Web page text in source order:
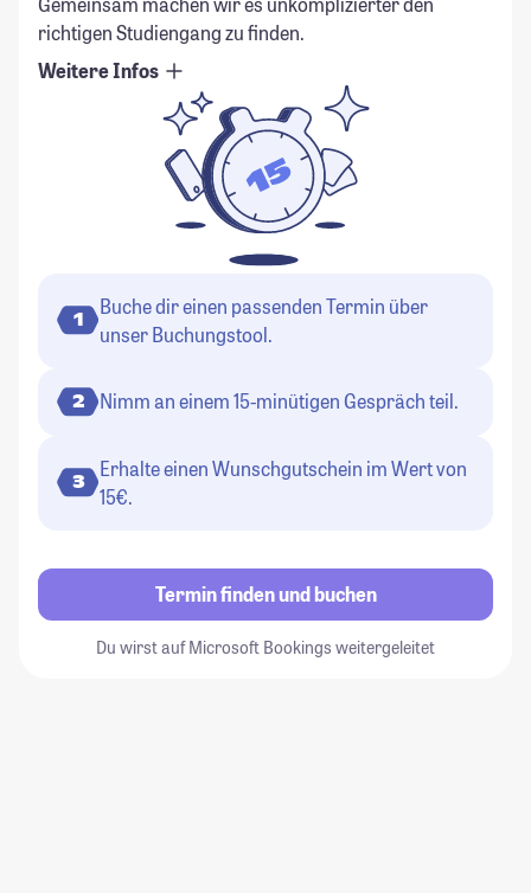
richtigen Studiengang zu finden.
Weitere Infos
1
Buche dir einen passenden Termin über
unser Buchungstool.
2 Nimm an einem 15-minütigen Gespräch teil.
3
Erhalte einen Wunschgutschein im Wert von
15€.
Termin finden und buchen
Du wirst auf Microsoft Bookings weitergeleitet